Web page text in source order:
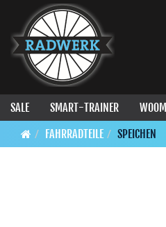
SALE SMART-TRAINER WOOM
FAHRRADTEILE
SPEICHEN